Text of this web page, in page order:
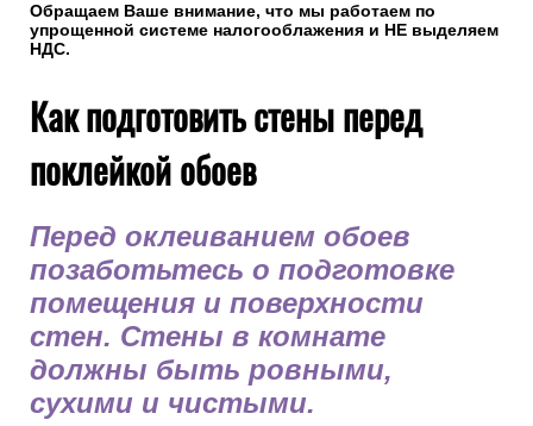
Обращаем Ваше внимание, что мы работаем по
упрощенной системе налогооблажения и НЕ выделяем
НДС.
Как подготовить стены перед
поклейкой обоев
Перед оклеиванием обоев
позаботьтесь о подготовке
помещения и поверхности
стен. Стены в комнате
должны быть ровными,
сухими и чистыми.